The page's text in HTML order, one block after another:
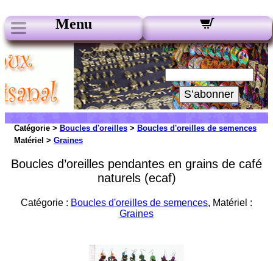
Menu
Nos Newsletters :
Votre Email :
S’abonner
Catégorie > Boucles d'oreilles > Boucles d'oreilles de semences
Matériel > Graines
Boucles d’oreilles pendantes en grains de café
naturels (ecaf)
Catégorie : Boucles d'oreilles de semences, Matériel :
Graines